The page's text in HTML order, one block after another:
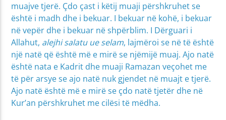
muajve tjerë. Çdo çast i këtij muaji përshkruhet se
është i madh dhe i bekuar. I bekuar në kohë, i bekuar
në vepër dhe i bekuar në shpërblim. I Dërguari i
Allahut, alejhi salatu ue selam, lajmëroi se në të është
një natë që është më e mirë se njëmijë muaj. Ajo natë
është nata e Kadrit dhe muaji Ramazan veçohet me
të për arsye se ajo natë nuk gjendet në muajt e tjerë.
Ajo natë është më e mirë se çdo natë tjetër dhe në
Kur’an përshkruhet me cilësi të mëdha.